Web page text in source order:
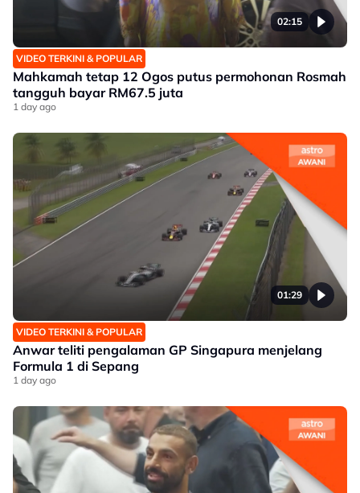
02:15
VIDEO TERKINI & POPULAR
Mahkamah tetap 12 Ogos putus permohonan Rosmah
tangguh bayar RM67.5 juta
1 day ago
01:29
VIDEO TERKINI & POPULAR
Anwar teliti pengalaman GP Singapura menjelang
Formula 1 di Sepang
1 day ago